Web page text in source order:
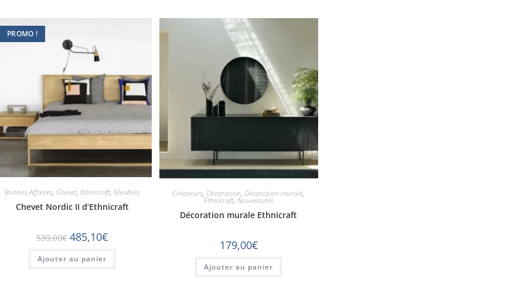
PROMO !
Bonnes Affaires, Chevet,Ethnicraft,Meubles
Chevet Nordic II d’Ethnicraft
539,00€ 485,10€
Ajouter au panier
Créateurs,Décoration,Décoration murale,
Ethnicraft, Nouveautés
Décoration murale Ethnicraft
179,00€
Ajouter au panier